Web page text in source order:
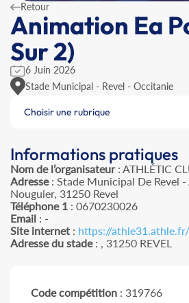
Retour
Animation Ea
Sur 2)
6 Juin 2026
Stade Municipal - Revel - Occitanie
Choisir une rubrique
Informations pratiques
Nom de l’organisateur: ATHLÉTIC
Adresse: Stade Municipal De Revel -
Nouguier, 31250 Revel
Téléphone 1 : 0670230026
Email : -
Site internet : https://athle31.athle.fr/
Adresse du stade: , 31250 REVEL
Code compétition : 319766